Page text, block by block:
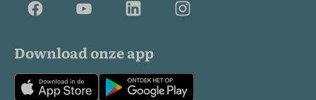
Download onze app